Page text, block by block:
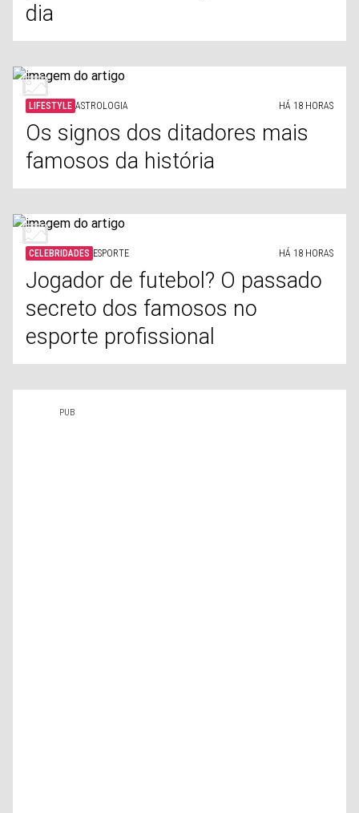
dia
LIFESTYLE ASTROLOGIA HÁ 18 HORAS
Os signos dos ditadores mais
famosos da história
CELEBRIDADES ESPORTE HÁ 18 HORAS
Jogador de futebol? O passado
secreto dos famosos no
esporte profissional